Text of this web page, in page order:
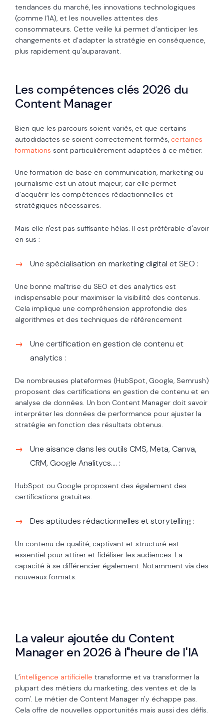
tendances du marché, les innovations technologiques
(comme l’IA), et les nouvelles attentes des
consommateurs. Cette veille lui permet d’anticiper les
changements et d’adapter la stratégie en conséquence,
plus rapidement qu'auparavant.
Les compétences clés 2026 du
Content Manager
Bien que les parcours soient variés, et que certains
autodidactes se soient correctement formés, certaines
formations sont particulièrement adaptées à ce métier.
Une formation de base en communication, marketing ou
journalisme est un atout majeur, car elle permet
d’acquérir les compétences rédactionnelles et
stratégiques nécessaires.
Mais elle n'est pas suffisante hélas. Il est préférable d'avoir
en sus :
Une spécialisation en marketing digital et SEO :
Une bonne maîtrise du SEO et des analytics est
indispensable pour maximiser la visibilité des contenus.
Cela implique une compréhension approfondie des
algorithmes et des techniques de référencement
Une certification en gestion de contenu et
analytics :
De nombreuses plateformes (HubSpot, Google, Semrush)
proposent des certifications en gestion de contenu et en
analyse de données. Un bon Content Manager doit savoir
interpréter les données de performance pour ajuster la
stratégie en fonction des résultats obtenus.
Une aisance dans les outils CMS, Meta, Canva,
CRM, Google Analitycs.... :
HubSpot ou Google proposent des également des
certifications gratuites.
Des aptitudes rédactionnelles et storytelling :
Un contenu de qualité, captivant et structuré est
essentiel pour attirer et fidéliser les audiences. La
capacité à se différencier également. Notamment via des
nouveaux formats.
La valeur ajoutée du Content
Manager en 2026 à l"heure de l'IA
L’intelligence artificielle transforme et va transformer la
plupart des métiers du marketing, des ventes et de la
com'. Le métier de Content Manager n'y échappe pas.
Cela offre de nouvelles opportunités mais aussi des défis.